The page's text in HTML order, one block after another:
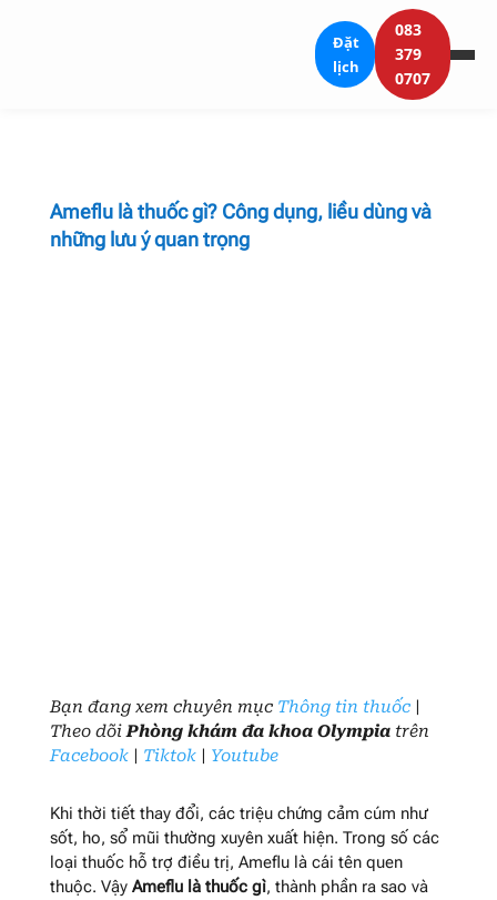
Đặt
lịch
083
379
0707
Ameflu là thuốc gì? Công dụng, liều dùng và
những lưu ý quan trọng
Bạn đang xem chuyên mục Thông tin thuốc|
Theo dõiPhòng khám đa khoa Olympiatrên
Facebook| Tiktok| Youtube
Khi thời tiết thay đổi, các triệu chứng cảm cúm như
sốt, ho, sổ mũi thường xuyên xuất hiện. Trong số các
loại thuốc hỗ trợ điều trị, Ameflu là cái tên quen
thuộc. Vậy Ameflu là thuốc gì, thành phần ra sao và